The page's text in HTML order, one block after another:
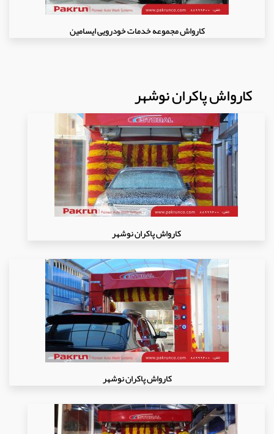
کارواش مجموعه خدمات خودرویی ایسامین
کارواش پاکران نوشهر
کارواش پاکران نوشهر